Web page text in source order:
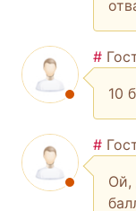
#
10
#
Ой,